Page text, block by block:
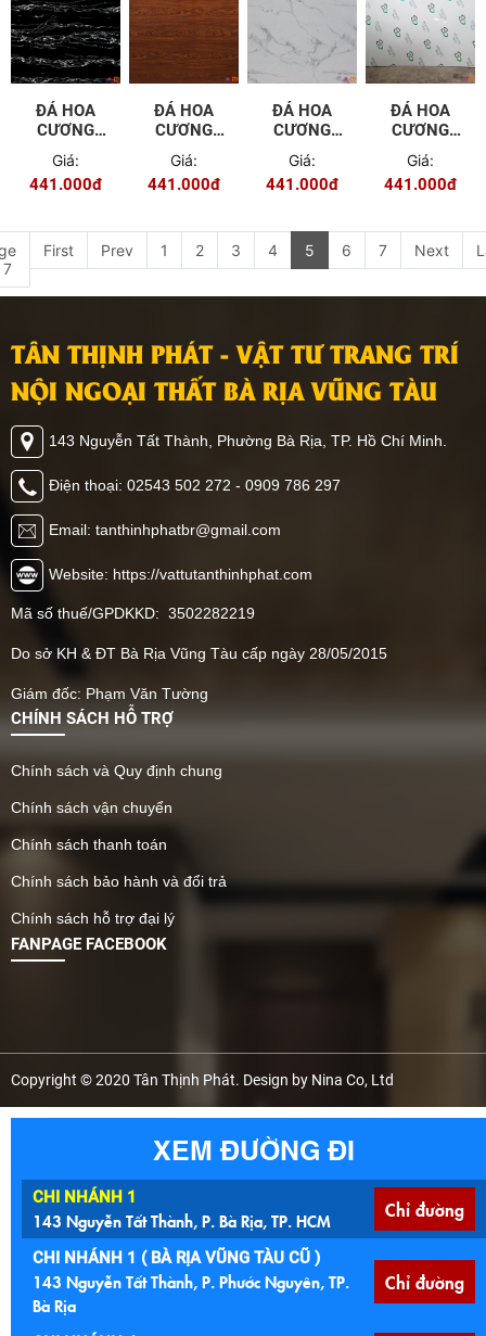
ĐÁ HOA
CƯƠNG
PVC - 9644
Giá:
441.000đ
ĐÁ HOA
CƯƠNG
PVC - 9645
Giá:
441.000đ
ĐÁ HOA
CƯƠNG
PVC - 9648
Giá:
441.000đ
ĐÁ HOA
CƯƠNG
PVC - 9649
Giá:
441.000đ
First Prev 1 2 3 4 5 6 7 Next
TÂN THỊNH PHÁT - VẬT TƯ TRANG TRÍ
NỘI NGOẠI THẤT BÀ RỊA VŨNG TÀU
143 Nguyễn Tất Thành, Phường Bà Rịa, TP. Hồ Chí Minh.
Điện thoại: 02543 502 272 - 0909 786 297
Email: tanthinhphatbr@gmail.com
Website: https://vattutanthinhphat.com
Mã số thuế/GPDKKD: 3502282219
Do sở KH & ĐT Bà Rịa Vũng Tàu cấp ngày 28/05/2015
Giám đốc: Phạm Văn Tường
CHÍNH SÁCH HỖ TRỢ
Chính sách và Quy định chung
Chính sách vận chuyển
Chính sách thanh toán
Chính sách bảo hành và đổi trả
Chính sách hỗ trợ đại lý
FANPAGE FACEBOOK
Copyright © 2020 Tân Thịnh Phát. Design by Nina Co, Ltd
XEM ĐƯỜNG ĐI
CHI NHÁNH 1
143 Nguyễn Tất Thành, P. Bà Rịa, TP. HCM Chỉ đường
CHI NHÁNH 1 ( BÀ RỊA VŨNG TÀU CŨ )
143 Nguyễn Tất Thành, P. Phước Nguyên, TP.
Bà Rịa
Chỉ đường